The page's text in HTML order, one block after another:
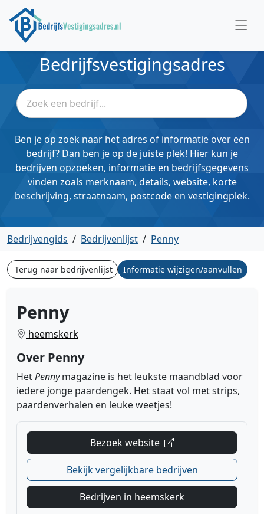
Bedrijfsvestigingsadres
Ben je op zoek naar het adres of informatie over een
bedrijf? Dan ben je op de juiste plek! Hier kun je
bedrijven opzoeken, informatie en bedrijfsgegevens
vinden zoals merknaam, details, website, korte
beschrijving, straatnaam, postcode en vestigingplek.
Bedrijvengids / Bedrijvenlijst / Penny
Terug naar bedrijvenlijst Informatie wijzigen/aanvullen
Penny
heemskerk
Over Penny
HetPenny magazine is het leukste maandblad voor
iedere jonge paardengek. Het staat vol met strips,
paardenverhalen en leuke weetjes!
Bezoek website
Bekijk vergelijkbare bedrijven
Bedrijven in heemskerk